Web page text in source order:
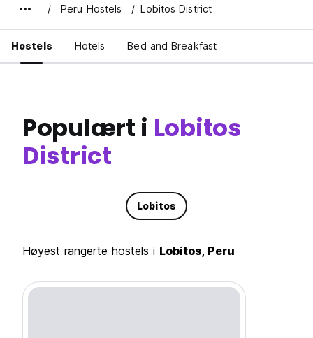
Peru Hostels Lobitos District
Hostels Hotels Bed and Breakfast
Populært i Lobitos
District
Lobitos
Høyest rangerte hostels i Lobitos, Peru